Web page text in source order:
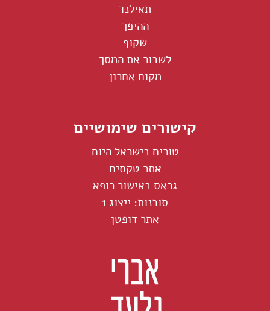
תאילנד
ההיפך
שקוף
לשבור את המסך
מקום אחרון
קישורים שימושיים
טורים בישראל היום
אתר טקסים
גראס באישור רופא
סוכנות: ייצוג 1
אתר דופטן